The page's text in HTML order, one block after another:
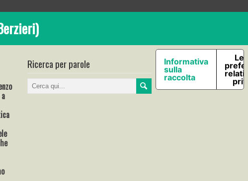
Ricerca per parole
Informativa
sulla
raccolta
Le